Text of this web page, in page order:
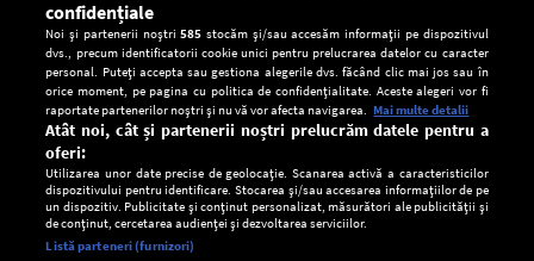
Setări:
confidențiale
Noi și partenerii noștri585 stocăm și/sau accesăm informații pe dispozitivul
dvs., precum identificatorii cookie unici pentru prelucrarea datelor cu caracter
personal. Puteți accepta sau gestiona alegerile dvs. făcând clic mai jos sau în
orice moment, pe pagina cu politica de confidențialitate. Aceste alegeri vor fi
raportate partenerilor noștri și nu vă vor afecta navigarea. Mai multe detalii
Atât noi, cât și partenerii noștri prelucrăm datele pentru a
oferi:
Utilizarea unor date precise de geolocație. Scanarea activă a caracteristicilor
dispozitivului pentru identificare. Stocarea și/sau accesarea informațiilor de pe
un dispozitiv. Publicitate și conținut personalizat, măsurători ale publicității și
de conținut, cercetarea audienței și dezvoltarea serviciilor.
Listă parteneri (furnizori)